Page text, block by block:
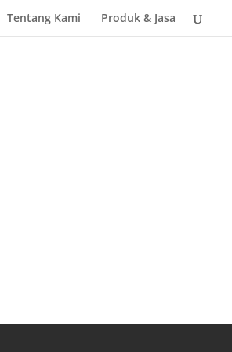
Tentang Kami Produk & Jasa